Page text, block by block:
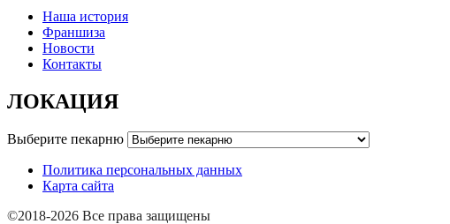
Наша история
Франшиза
Новости
Контакты
ЛОКАЦИЯ
Выберите пекарню
Политика персональных данных
Карта сайта
©2018-2026 Все права защищены